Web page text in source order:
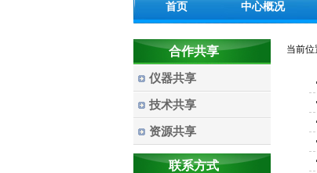
首页 中心概况
合作共享
仪器共享
技术共享
资源共享
联系方式
当前位